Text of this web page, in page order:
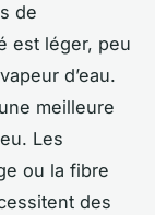
de
est léger, peu
d’eau.
meilleure
Les
ou la fibre
des